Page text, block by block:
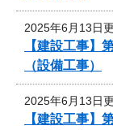
2025年6月13日
【建設工事】
（設備工事）
2025年6月13日
【建設工事】